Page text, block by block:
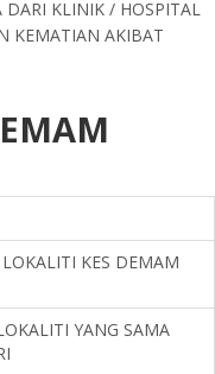
DARI KLINIK / HOSPITAL
KEMATIAN AKIBAT
KES DEMAM
YANG SAMA